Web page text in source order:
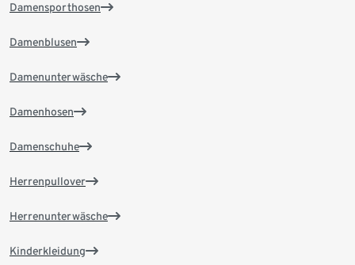
Damensporthosen
Damenblusen
Damenunterwäsche
Damenhosen
Damenschuhe
Herrenpullover
Herrenunterwäsche
Kinderkleidung